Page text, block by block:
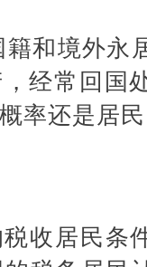
籍和境外永
经常回国
率还是居
收居民条